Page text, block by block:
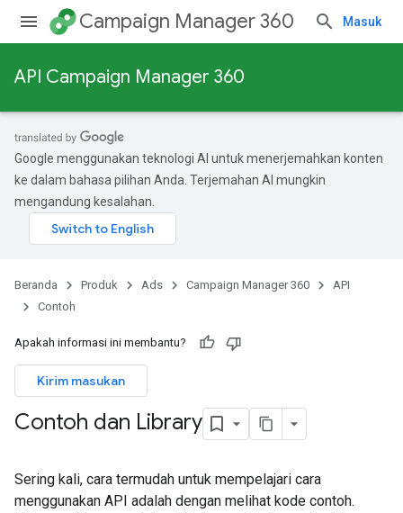
Campaign Manager 360 Masuk
API Campaign Manager 360
Google menggunakan teknologi AI untuk menerjemahkan konten
ke dalam bahasa pilihan Anda. Terjemahan AI mungkin
mengandung kesalahan.
Beranda Produk Ads Campaign Manager 360
API
Contoh
Apakah informasi ini membantu?
Kirim masukan
Contoh dan Library
Sering kali, cara termudah untuk mempelajari cara
menggunakan API adalah dengan melihat kode contoh.